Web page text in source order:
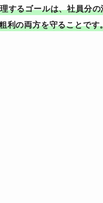
するゴールは、社員分
利の両方を守ることです